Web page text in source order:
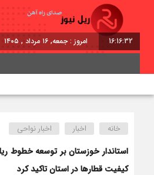
16:16:32 امروز : جمعه, ۱۶ مرداد , ۱۴۰۵
خانه اخبار اخبار نواحی
استاندار خوزستان بر توسعه خطوط
کیفیت قطارها در استان تاکید کرد